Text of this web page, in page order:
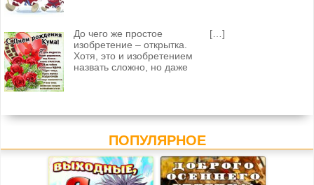
До чего же простое
изобретение – открытка.
Хотя, это и изобретением
назвать сложно, но даже
[…]
ПОПУЛЯРНОЕ